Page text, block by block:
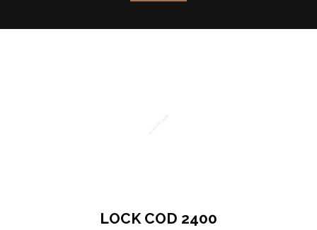
LOCK COD 2400